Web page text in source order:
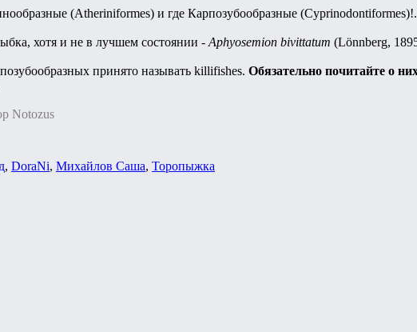
(Atheriniformes) и где Карпозубообразные
хотя и не в лучшем состоянии - Aphyosemion bivittatum (Lönnberg,
принято называть killifishes. Обязательно почитайте о
Notozus
, DoraNi, Михайлов Саша, Торопыжка